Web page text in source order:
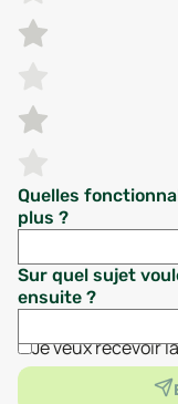
Quelles
plus ?
Sur quel sujet
ensuite ?
Je veux recevoir